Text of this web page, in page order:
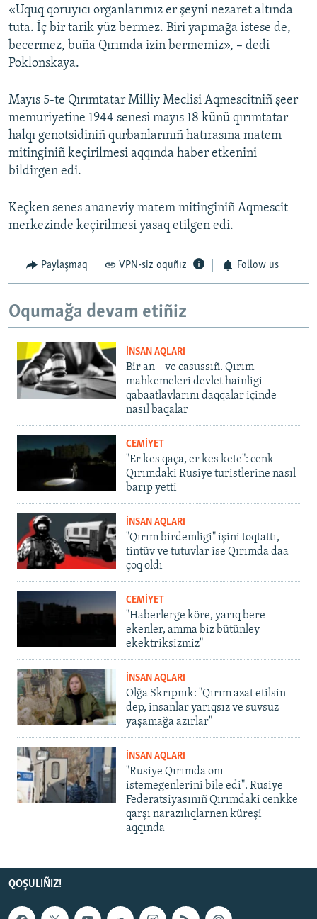
«Uquq qoruyıcı organlarımız er şeyni nezaret altında
tuta. İç bir tarik yüz bermez. Biri yapmağa istese de,
becermez, buña Qırımda izin bermemiz», – dedi
Poklonskaya.
Mayıs 5-te Qırımtatar Milliy Meclisi Aqmescitniñ şeer
memuriyetine 1944 senesi mayıs 18 künü qırımtatar
halqı genotsidiniñ qurbanlarınıñ hatırasına matem
mitinginiñ keçirilmesi aqqında haber etkenini
bildirgen edi.
Keçken senes ananeviy matem mitinginiñ Aqmescit
merkezinde keçirilmesi yasaq etilgen edi.
Paylaşmaq VPN-siz oquñız Follow us
Oqumağa devam etiñiz
İNSAN AQLARI
Bir an – ve casussıñ. Qırım
mahkemeleri devlet hainligi
qabaatlavlarını daqqalar içinde
nasıl baqalar
CEMİYET
"Er kes qaça, er kes kete": cenk
Qırımdaki Rusiye turistlerine nasıl
barıp yetti
İNSAN AQLARI
"Qırım birdemligi" işini toqtattı,
tintüv ve tutuvlar ise Qırımda daa
çoq oldı
CEMİYET
"Haberlerge köre, yarıq bere
ekenler, amma biz bütünley
ekektriksizmiz"
İNSAN AQLARI
Olğa Skrıpnık: "Qırım azat etilsin
dep, insanlar yarıqsız ve suvsuz
yaşamağa azırlar"
İNSAN AQLARI
"Rusiye Qırımda onı
istemegenlerini bile edi". Rusiye
Federatsiyasınıñ Qırımdaki cenkke
qarşı narazılıqlarnen küreşi
aqqında
QOŞULIÑIZ!